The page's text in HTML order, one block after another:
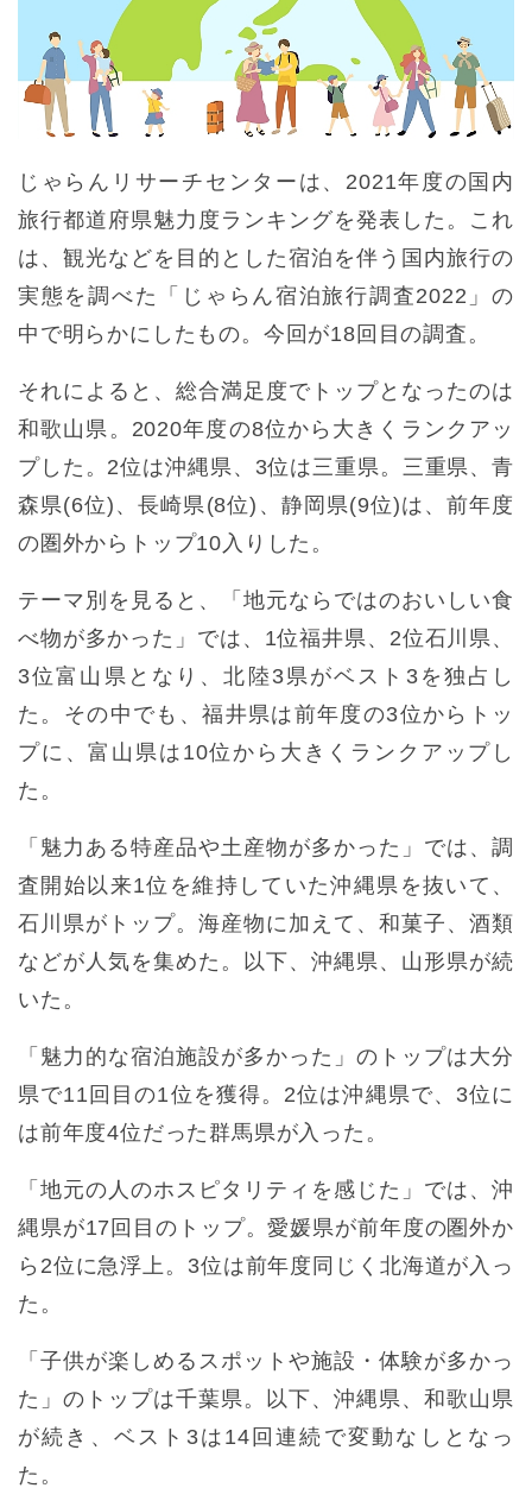
じゃらんリサーチセンターは、2021年度の国内
旅行都道府県魅力度ランキングを発表した。これ
は、観光などを目的とした宿泊を伴う国内旅行の
実態を調べた「じゃらん宿泊旅行調査2022」の
中で明らかにしたもの。今回が18回目の調査。
それによると、総合満足度でトップとなったのは
和歌山県。2020年度の8位から大きくランクアッ
プした。2位は沖縄県、3位は三重県。三重県、青
森県(6位)、長崎県(8位)、静岡県(9位)は、前年度
の圏外からトップ10入りした。
テーマ別を見ると、「地元ならではのおいしい食
べ物が多かった」では、1位福井県、2位石川県、
3位富山県となり、北陸3県がベスト3を独占し
た。その中でも、福井県は前年度の3位からトッ
プに、富山県は10位から大きくランクアップし
た。
「魅力ある特産品や土産物が多かった」では、調
査開始以来1位を維持していた沖縄県を抜いて、
石川県がトップ。海産物に加えて、和菓子、酒類
などが人気を集めた。以下、沖縄県、山形県が続
いた。
「魅力的な宿泊施設が多かった」のトップは大分
県で11回目の1位を獲得。2位は沖縄県で、3位に
は前年度4位だった群馬県が入った。
「地元の人のホスピタリティを感じた」では、沖
縄県が17回目のトップ。愛媛県が前年度の圏外か
ら2位に急浮上。3位は前年度同じく北海道が入っ
た。
「子供が楽しめるスポットや施設・体験が多かっ
た」のトップは千葉県。以下、沖縄県、和歌山県
が続き、ベスト3は14回連続で変動なしとなっ
た。